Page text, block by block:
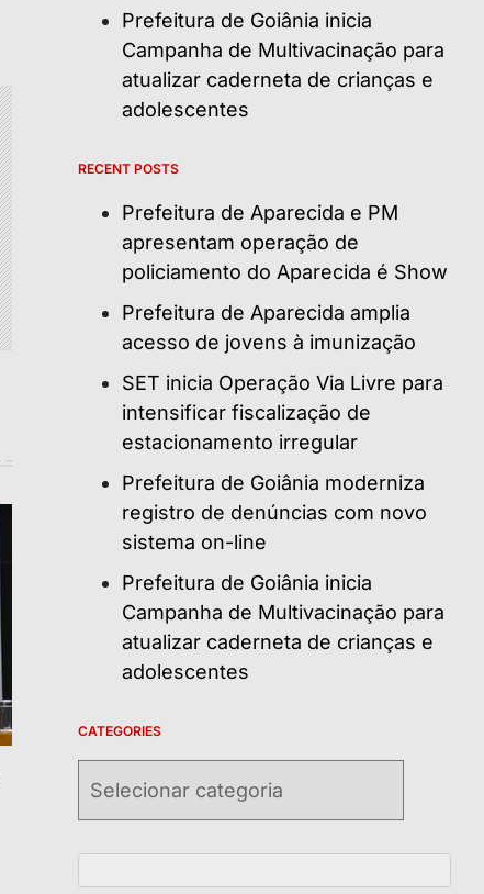
Prefeitura de Goiânia inicia
Campanha de Multivacinação para
atualizar caderneta de crianças e
adolescentes
RECENT POSTS
Prefeitura de Aparecida e PM
apresentam operação de
policiamento do Aparecida é Show
Prefeitura de Aparecida amplia
acesso de jovens à imunização
SET inicia Operação Via Livre para
intensificar fiscalização de
estacionamento irregular
Prefeitura de Goiânia moderniza
registro de denúncias com novo
sistema on-line
Prefeitura de Goiânia inicia
Campanha de Multivacinação para
atualizar caderneta de crianças e
adolescentes
CATEGORIES